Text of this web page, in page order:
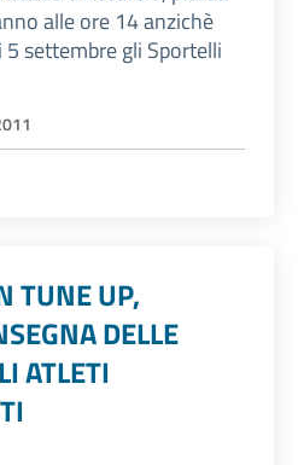
alle ore 14 anzichè
settembre gli Sportelli
TUNE UP,
DELLE
ATLETI